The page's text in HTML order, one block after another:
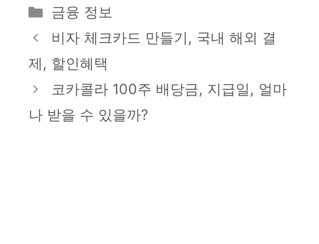
카
테
리
금융 정보
비자 체크카드 만들기, 국내 해외 결
제, 할인혜택
코카콜라 100주 배당금, 지급일, 얼마
나 받을 수 있을까?